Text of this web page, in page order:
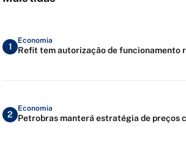
1
Economia
Refit tem autorização de funcionamento
2
Economia
Petrobras manterá estratégia de preços